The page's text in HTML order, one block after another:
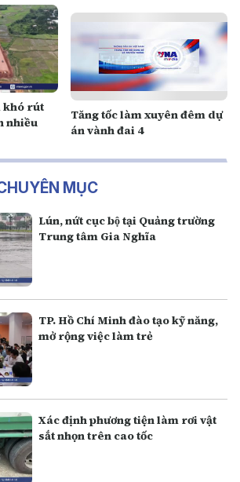
khó rút
nhiều
Tăng tốc làm xuyên đêm dự
án vành đai 4
MỤC
Lún, nứt cục bộ tại Quảng trường
Trung tâm Gia Nghĩa
TP. Hồ Chí Minh đào tạo kỹ năng,
mở rộng việc làm trẻ
Xác định phương tiện làm rơi vật
sắt nhọn trên cao tốc